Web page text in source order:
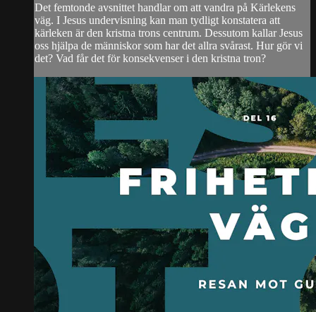
Det femtonde avsnittet handlar om att vandra på Kärlekens
väg. I Jesus undervisning kan man tydligt konstatera att
kärleken är den kristna trons centrum. Dessutom kallar Jesus
oss hjälpa de människor som har det allra svårast. Hur gör vi
det? Vad får det för konsekvenser i den kristna tron?